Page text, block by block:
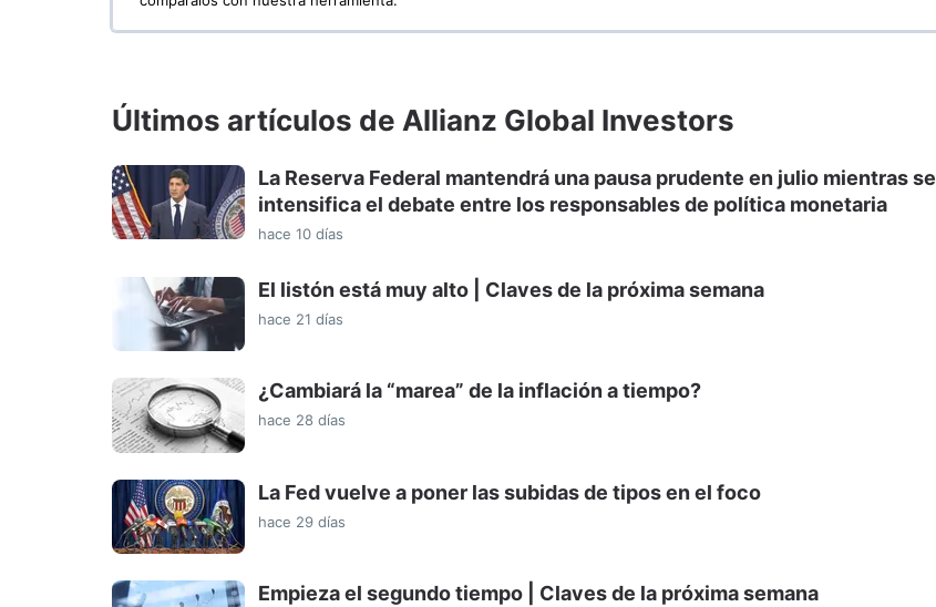
Últimos artículos de Allianz Global Investors
La Reserva Federal mantendrá una pausa prudente en julio mientras se
intensifica el debate entre los responsables de política monetaria
hace 10 días
El listón está muy alto | Claves de la próxima semana
hace 21 días
¿Cambiará la “marea” de la inflación a tiempo?
hace 28 días
La Fed vuelve a poner las subidas de tipos en el foco
hace 29 días
Empieza el segundo tiempo | Claves de la próxima semana